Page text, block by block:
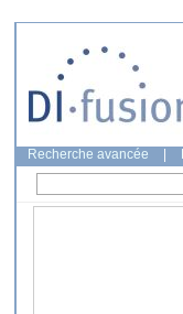
Recherche avancée